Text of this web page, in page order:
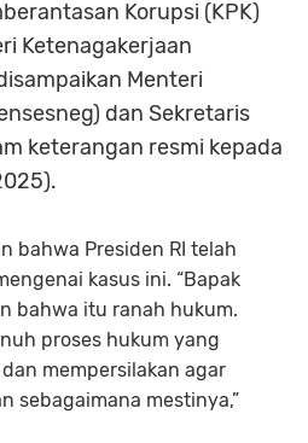
Korupsi (KPK)
Ketenagakerjaan
Menteri
dan Sekretaris
keterangan resmi kepada
bahwa Presiden RI telah
kasus ini. “Bapak
bahwa itu ranah hukum.
proses hukum yang
mempersilakan agar
sebagaimana mestinya,”